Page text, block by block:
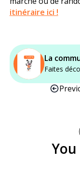
itinéraire ici !
La
Faites